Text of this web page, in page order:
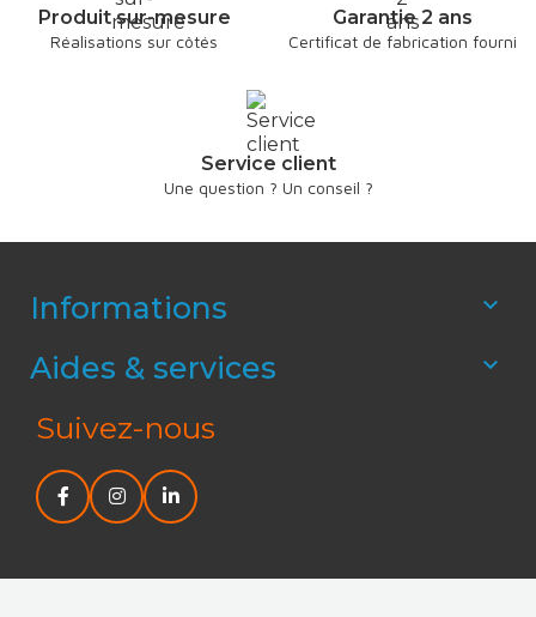
Produit sur-mesure
Réalisations sur côtés
Garantie 2 ans
Certificat de fabrication fourni
Service client
Une question ? Un conseil ?
Informations 
Aides & services 
Suivez-nous